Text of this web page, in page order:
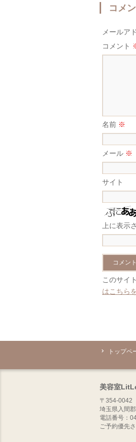
コメ
メールア
コメント
名前 ※
メール ※
サイト
上に表示
このサイ
はこちら
トップペ
美容室
〒354-0042
埼玉県入間
電話番号：
ご予約優先